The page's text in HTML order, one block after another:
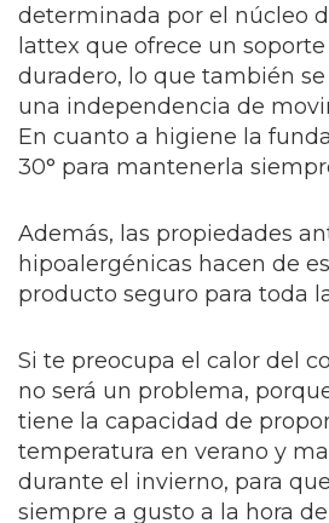
determinada por el núcleo
lattex que ofrece un
duradero, lo que también
una independencia de
En cuanto a higiene la
30° para mantenerla
Además, las propiedades
hipoalergénicas hacen de
producto seguro para toda
Si te preocupa el calor del
no será un problema,
tiene la capacidad de
temperatura en verano y
durante el invierno, para
siempre a gusto a la hora